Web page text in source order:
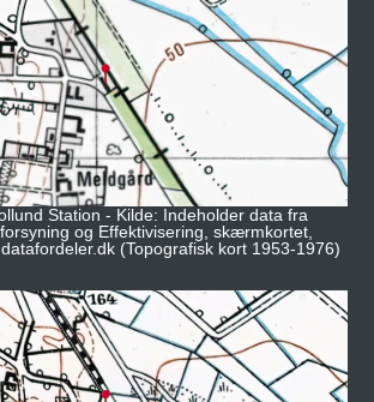
Station - Kilde: Indeholder data fra
og Effektivisering, skærmkortet,
(Topografisk kort 1953-1976)